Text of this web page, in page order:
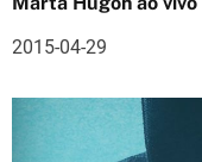
2015-04-29